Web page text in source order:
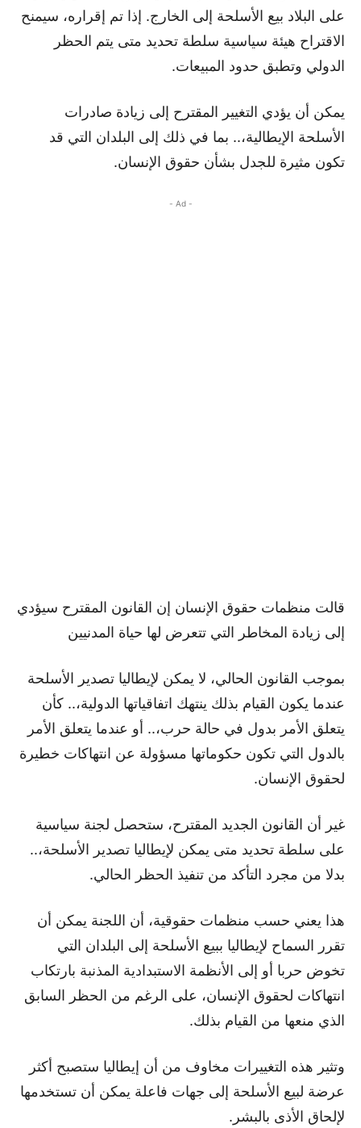
على البلاد بيع الأسلحة إلى الخارج. إذا تم إقراره، سيمنح
الاقتراح هيئة سياسية سلطة تحديد متى يتم الحظر
الدولي وتطبق حدود المبيعات.
يمكن أن يؤدي التغيير المقترح إلى زيادة صادرات
الأسلحة الإيطالية،.. بما في ذلك إلى البلدان التي قد
تكون مثيرة للجدل بشأن حقوق الإنسان.
- Ad -
قالت منظمات حقوق الإنسان إن القانون المقترح سيؤدي
إلى زيادة المخاطر التي تتعرض لها حياة المدنيين
بموجب القانون الحالي، لا يمكن لإيطاليا تصدير الأسلحة
عندما يكون القيام بذلك ينتهك اتفاقياتها الدولية،.. كأن
يتعلق الأمر بدول في حالة حرب،.. أو عندما يتعلق الأمر
بالدول التي تكون حكوماتها مسؤولة عن انتهاكات خطيرة
لحقوق الإنسان.
غير أن القانون الجديد المقترح، ستحصل لجنة سياسية
على سلطة تحديد متى يمكن لإيطاليا تصدير الأسلحة،..
بدلا من مجرد التأكد من تنفيذ الحظر الحالي.
هذا يعني حسب منظمات حقوقية، أن اللجنة يمكن أن
تقرر السماح لإيطاليا ببيع الأسلحة إلى البلدان التي
تخوض حربا أو إلى الأنظمة الاستبدادية المذنبة بارتكاب
انتهاكات لحقوق الإنسان، على الرغم من الحظر السابق
الذي منعها من القيام بذلك.
وتثير هذه التغييرات مخاوف من أن إيطاليا ستصبح أكثر
عرضة لبيع الأسلحة إلى جهات فاعلة يمكن أن تستخدمها
لإلحاق الأذى بالبشر.